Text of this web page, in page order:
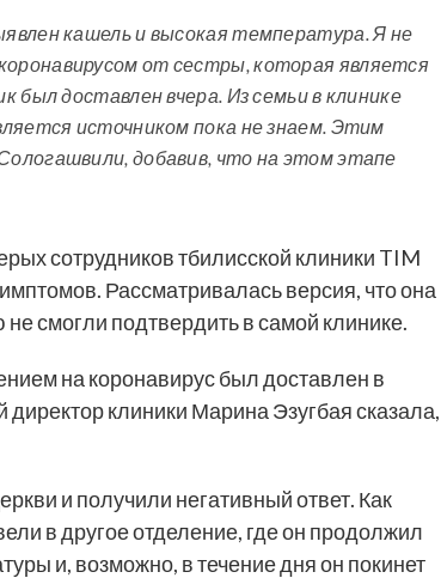
кашель и высокая температура. Я не
от сестры, которая является
был доставлен вчера. Из семьи в клинике
источником пока не знаем. Этим
добавив, что на этом этапе
сотрудников тбилисской клиники TIM
Рассматривалась версия, что она
смогли подтвердить в самой клинике.
на коронавирус был доставлен в
клиники Марина Эзугбая сказала,
и получили негативный ответ. Как
в другое отделение, где он продолжил
и, возможно, в течение дня он покинет